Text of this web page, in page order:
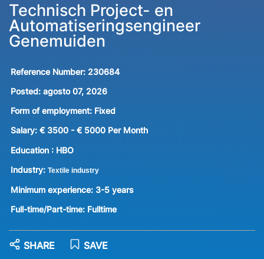
Technisch Project- en
Automatiseringsengineer
Genemuiden
Reference Number: 230684
Posted: agosto 07, 2026
Form of employment: Fixed
Salary: € 3500 - € 5000 Per Month
Education : HBO
Industry: Textile industry
Minimum experience: 3-5 years
Full-time/Part-time: Fulltime
SAVE
SHARE